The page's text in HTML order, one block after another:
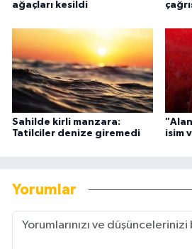
ağaçları kesildi
Sahilde kirli manzara:
Tatilciler denize giremedi
isim
Yorumlar